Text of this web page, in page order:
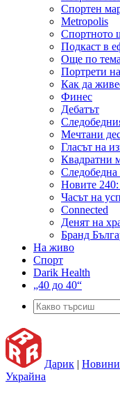
Спортен
Metropolis
Спортното
Подкаст в
Още по
Портрети
Как да
Финес
Дебатът
Мечтани
Гласът на
Квадратни
Следобедна
Новите
Часът на
Connected
Денят на
Бранд
На живо
Спорт
Darik Health
„40 до 40“
Дарик | Новини
Украйна